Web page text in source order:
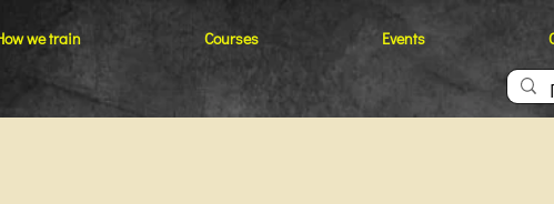
we train Courses Events